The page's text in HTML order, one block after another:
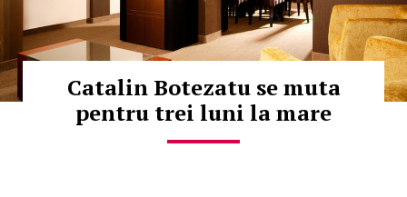
Catalin Botezatu se muta
pentru trei luni la mare